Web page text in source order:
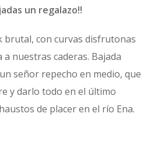
un regalazo!!
brutal, con curvas disfrutonas
nuestras caderas. Bajada
señor repecho en medio, que
y darlo todo en el último
de placer en el río Ena.